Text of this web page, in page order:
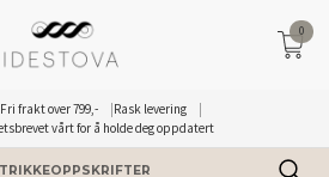
Fri frakt over 799,-
Rask levering
vårt for å holde deg oppdatert
0